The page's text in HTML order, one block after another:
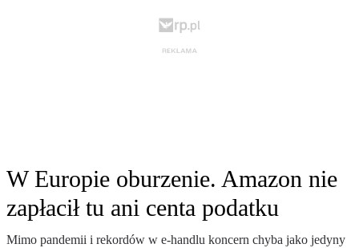
W Europie oburzenie. Amazon nie
zapłacił tu ani centa podatku
Mimo pandemii i rekordów w e-handlu koncern chyba jako jedyny